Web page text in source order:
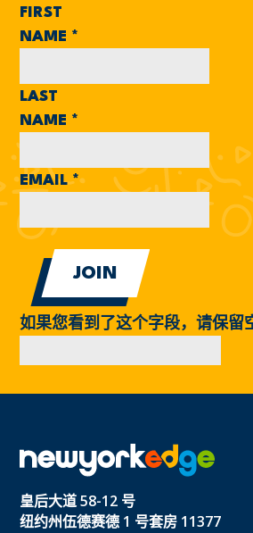
FIRST
NAME *
LAST
NAME *
EMAIL*
如果您看到了这个字段，请保留
皇后大道 58-12 号
纽约州伍德赛德 1 号套房 11377